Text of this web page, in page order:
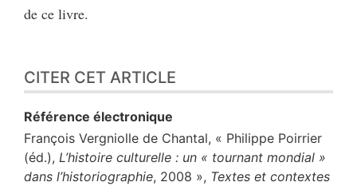
de ce livre.
CITER CET ARTICLE
Référence électronique
François Vergniolle de Chantal, « Philippe Poirrier
(éd.), L’histoire culturelle : un « tournant mondial »
dans l’historiographie, 2008 », Textes et contextes